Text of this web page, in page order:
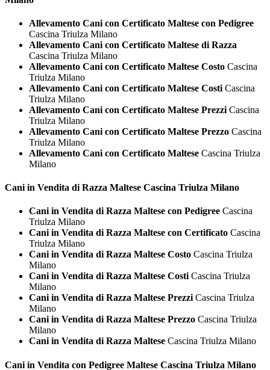
Allevamento Cani con Certificato Maltese con Pedigree
Cascina Triulza Milano
Allevamento Cani con Certificato Maltese di Razza
Cascina Triulza Milano
Allevamento Cani con Certificato Maltese Costo Cascina
Triulza Milano
Allevamento Cani con Certificato Maltese Costi Cascina
Triulza Milano
Allevamento Cani con Certificato Maltese Prezzi Cascina
Triulza Milano
Allevamento Cani con Certificato Maltese Prezzo Cascina
Triulza Milano
Allevamento Cani con Certificato Maltese Cascina Triulza
Milano
Cani in Vendita di Razza Maltese Cascina Triulza Milano
Cani in Vendita di Razza Maltese con Pedigree Cascina
Triulza Milano
Cani in Vendita di Razza Maltese con Certificato Cascina
Triulza Milano
Cani in Vendita di Razza Maltese Costo Cascina Triulza
Milano
Cani in Vendita di Razza Maltese CostiCascina Triulza
Milano
Cani in Vendita di Razza Maltese PrezziCascina Triulza
Milano
Cani in Vendita di Razza Maltese Prezzo Cascina Triulza
Milano
Cani in Vendita di Razza Maltese Cascina Triulza Milano
Cani in Vendita con Pedigree Maltese Cascina Triulza Milano